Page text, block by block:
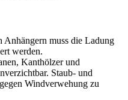
muss die Ladung
werden.
Kanthölzer und
Staub- und
Windverwehung zu